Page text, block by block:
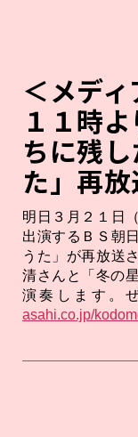
ゴ
リ
ー
＜メディ
１１時
ちに残
た」再放
明日３月２１日
出演するＢＳ朝
うた」が再放送
清さんと「冬の
演奏します。
asahi.co.jp/